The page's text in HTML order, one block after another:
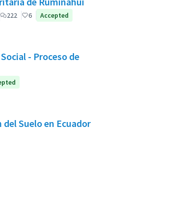
officiel
222 6 Accepted
- Proceso de
Suelo en Ecuador